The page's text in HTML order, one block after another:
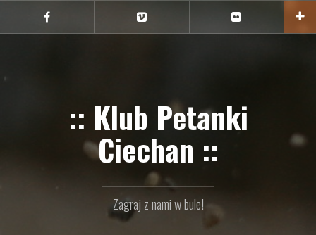
treści
Ciechan
na
na
na
:: Klub Petanki
Ciechan ::
Zagraj z nami w bule!